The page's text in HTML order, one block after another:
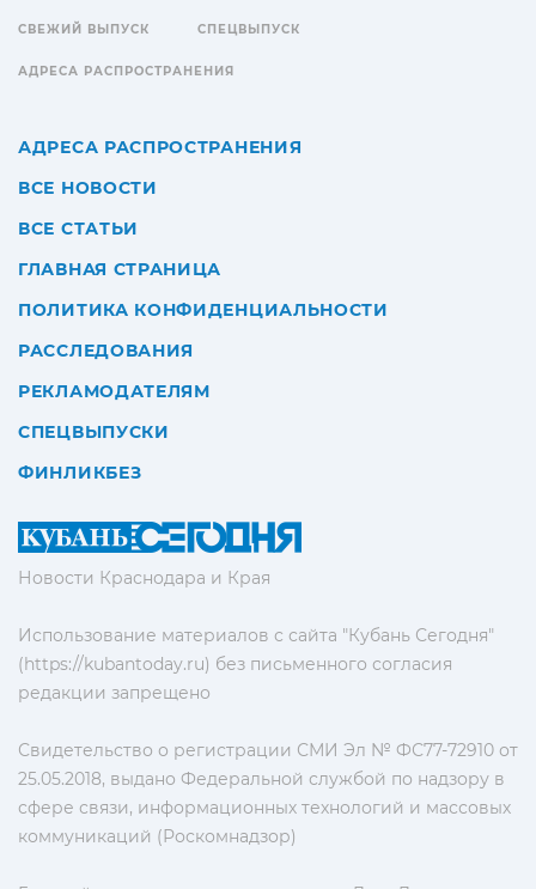
Новости Краснодара и Края
Использование материалов с сайта "Кубань Сегодня"
(https://kubantoday.ru) без письменного согласия
редакции запрещено
Свидетельство о регистрации СМИ Эл № ФС77-72910 от
25.05.2018, выдано Федеральной службой по надзору в
сфере связи, информационных технологий и массовых
коммуникаций (Роскомнадзор)
СВЕЖИЙ ВЫПУСК СПЕЦВЫПУСК
АДРЕСА РАСПРОСТРАНЕНИЯ
АДРЕСА РАСПРОСТРАНЕНИЯ
ВСЕ НОВОСТИ
ВСЕ СТАТЬИ
ГЛАВНАЯ СТРАНИЦА
ПОЛИТИКА КОНФИДЕНЦИАЛЬНОСТИ
РАССЛЕДОВАНИЯ
РЕКЛАМОДАТЕЛЯМ
СПЕЦВЫПУСКИ
ФИНЛИКБЕЗ